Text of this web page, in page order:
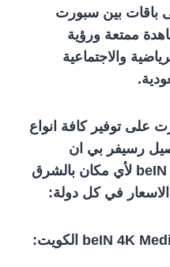
باقات بين سبورت
ممتعة ورؤية
والاجتماعية
توفير كافة انواع
رسيفر بي ان
سبورت beIN 4K Media Server لأي مكان بالشرق
في كل دولة:
سعر رسيفر beIN 4K Media Server الكويت: